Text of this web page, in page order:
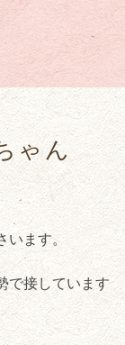
ゃん
います。
で接しています